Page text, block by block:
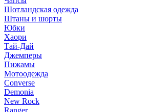
Шотландская одежда
Штаны и шорты
Юбки
Хаори
Тай-Дай
Джемперы
Пижамы
Мотоодежда
Converse
Demonia
New Rock
Ranger